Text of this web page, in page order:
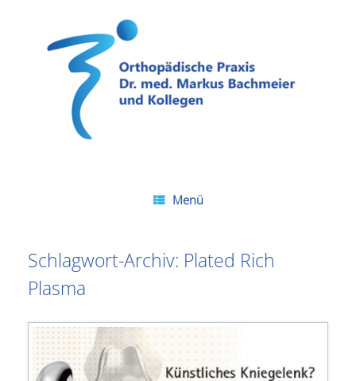
Menü
Schlagwort-Archiv: Plated Rich
Plasma